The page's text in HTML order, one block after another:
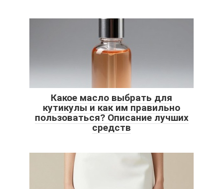
Какое масло выбрать для
кутикулы и как им правильно
пользоваться? Описание лучших
средств